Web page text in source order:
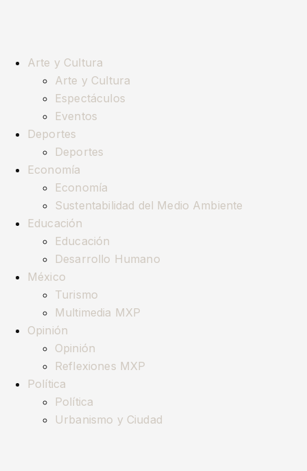
Arte y Cultura
Arte y Cultura
Espectáculos
Eventos
Deportes
Deportes
Economía
Economía
Sustentabilidad del Medio Ambiente
Educación
Educación
Desarrollo Humano
México
Turismo
Multimedia MXP
Opinión
Opinión
Reflexiones MXP
Política
Política
Urbanismo y Ciudad